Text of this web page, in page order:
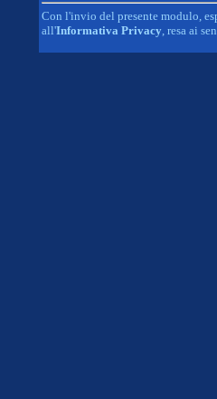
Con l'invio del presente modulo,
all'Informativa Privacy, resa ai